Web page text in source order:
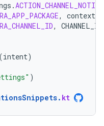
.
, context
, CHANNEL_ID
(intent)
)
. kt